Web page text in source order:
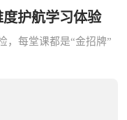
护航学习体验
，每堂课都是“金招牌”